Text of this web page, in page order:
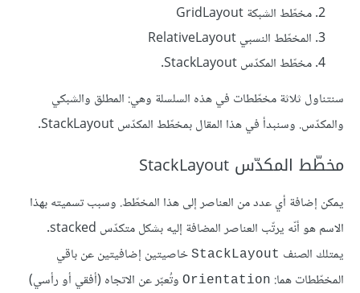
مخطّط الشبكة GridLayout
المخطّط النسبي RelativeLayout
مخطّط المكدّس StackLayout.
سنتناول ثلاثة مخطّطات في هذه السلسلة وهي: المطلق والشبكي
والمكدّس. وسنبدأ في هذا المقال بمخطّط المكدّس StackLayout.
مخطّط المكدّس StackLayout
يمكن إضافة أي عدد من العناصر إلى هذا المخطّط. وسبب تسميته بهذا
الاسم هو أنّه يرتّب العناصر المضافة إليه بشكل متكدّس stacked.
يمتلك الصنف StackLayout خاصيتين إضافيتين عن باقي
المخطّطات هما: Orientation وتُعبّر عن الاتجاه (أفقي أو رأسي)